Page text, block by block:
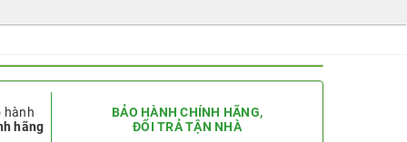
hành
hãng
BẢO HÀNH CHÍNH HÃNG,
ĐỔI TRẢ TẬN NHÀ